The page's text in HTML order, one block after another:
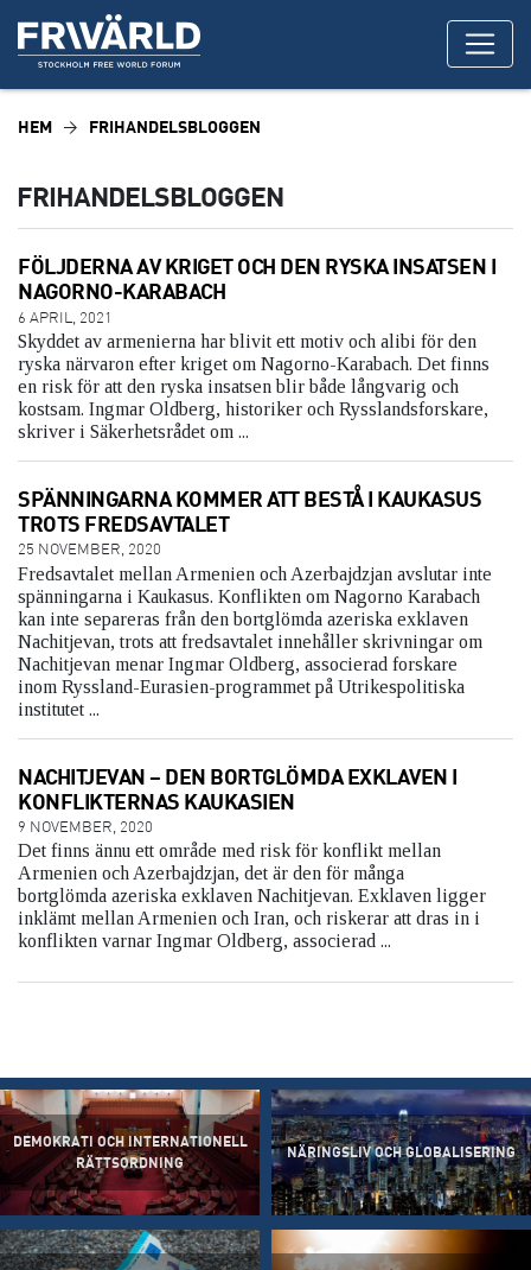
HEM FRIHANDELSBLOGGEN
FRIHANDELSBLOGGEN
FÖLJDERNA AV KRIGET OCH DEN RYSKA INSATSEN I
NAGORNO-KARABACH
6 APRIL, 2021
Skyddet av armenierna har blivit ett motiv och alibi för den
ryska närvaron efter kriget om Nagorno-Karabach. Det finns
en risk för att den ryska insatsen blir både långvarig och
kostsam. Ingmar Oldberg, historiker och Rysslandsforskare,
skriver i Säkerhetsrådet om ...
SPÄNNINGARNA KOMMER ATT BESTÅ I KAUKASUS
TROTS FREDSAVTALET
25 NOVEMBER, 2020
Fredsavtalet mellan Armenien och Azerbajdzjan avslutar inte
spänningarna i Kaukasus. Konflikten om Nagorno Karabach
kan inte separeras från den bortglömda azeriska exklaven
Nachitjevan, trots att fredsavtalet innehåller skrivningar om
Nachitjevan menar Ingmar Oldberg, associerad forskare
inom Ryssland-Eurasien-programmet på Utrikespolitiska
institutet ...
NACHITJEVAN – DEN BORTGLÖMDA EXKLAVEN I
KONFLIKTERNAS KAUKASIEN
9 NOVEMBER, 2020
Det finns ännu ett område med risk för konflikt mellan
Armenien och Azerbajdzjan, det är den för många
bortglömda azeriska exklaven Nachitjevan. Exklaven ligger
inklämt mellan Armenien och Iran, och riskerar att dras in i
konflikten varnar Ingmar Oldberg, associerad ...
DEMOKRATI OCH INTERNATIONELL
RÄTTSORDNING
NÄRINGSLIV OCH GLOBALISERING